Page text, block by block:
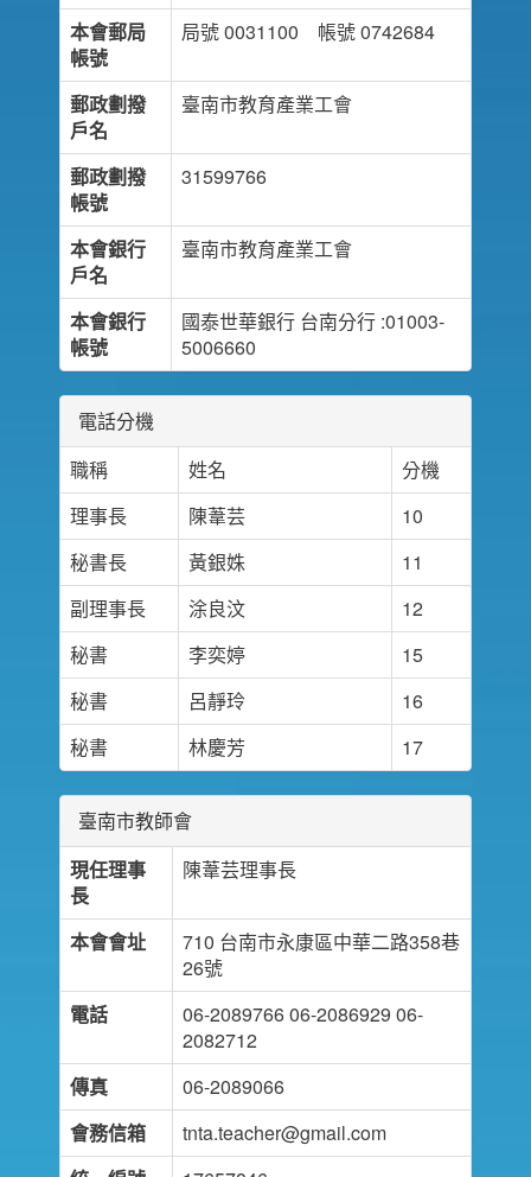
本會郵局
帳號
局號 0031100 帳號 0742684
郵政劃撥
戶名
臺南市教育產業工會
郵政劃撥
帳號
31599766
本會銀行
戶名
臺南市教育產業工會
本會銀行
帳號
國泰世華銀行 台南分行 :01003-
5006660
電話分機
職稱
姓名
分機
理事長
陳葦芸
10
秘書長
黃銀姝
11
副理事長
涂良汶
12
秘書
李奕婷
15
秘書
呂靜玲
16
秘書
林慶芳 17
臺南市教師會
現任理事
長
陳葦芸理事長
本會會址
710 台南市永康區中華二路358巷
26號
電話
06-2089766 06-2086929 06-
2082712
傳真
06-2089066
會務信箱
tnta.teacher@gmail.com